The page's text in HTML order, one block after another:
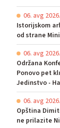
06. avg
Istorijskom
od strane
06. avg
Održana
Ponovo pet
Jedinstvo -
06. avg
Opština
ne prilazite